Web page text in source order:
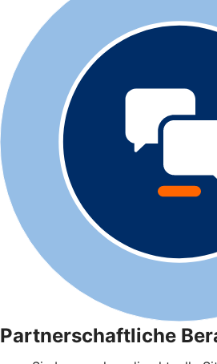
Partnerschaftliche